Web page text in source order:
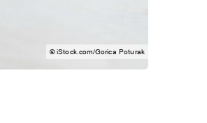
© iStock.com/Gorica Poturak